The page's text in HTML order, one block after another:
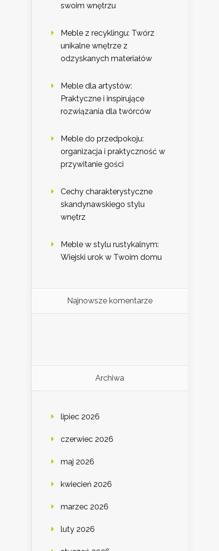
swoim wnętrzu
Meble z recyklingu: Twórz
unikalne wnętrze z
odzyskanych materiałów
Meble dla artystów:
Praktyczne i inspirujące
rozwiązania dla twórców
Meble do przedpokoju:
organizacja i praktyczność w
przywitanie gości
Cechy charakterystyczne
skandynawskiego stylu
wnętrz
Meble w stylu rustykalnym:
Wiejski urok w Twoim domu
Najnowsze komentarze
Archiwa
lipiec 2026
czerwiec 2026
maj 2026
kwiecień 2026
marzec 2026
luty 2026